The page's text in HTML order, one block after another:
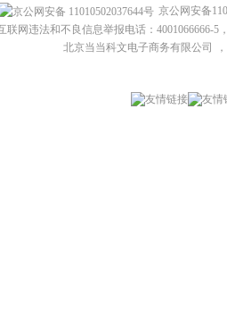
京公网安备
联网违法和不良信息举报电话：4001066666-5
北京当当科文电子商务有限公司